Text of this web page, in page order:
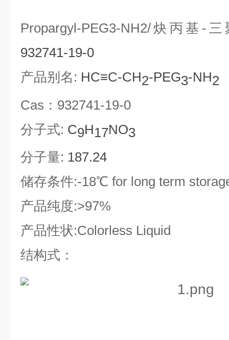
Propargyl-PEG3-NH2/炔丙基 - 三
932741-19-0
产品别名 : HC≡C-CH2-PEG3-NH2
Cas ： 932741-19-0
分子式: C9H17NO3
分子量: 187.24
储存条件:-18℃ for long term
产品纯度:>97%
产品性状:Colorless Liquid
结构式：